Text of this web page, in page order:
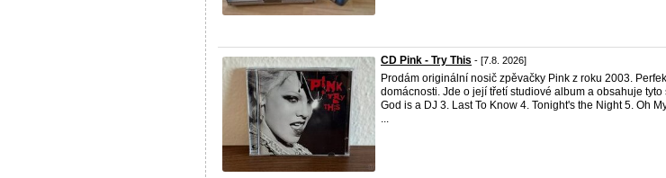
CD Pink - Try This - [7.8. 2026]
Prodám originální nosič zpěvačky Pink z roku 2003.
domácnosti. Jde o její třetí studiové album a obsahuje tyto
God is a DJ 3. Last To Know 4. Tonight's the Night 5. Oh
...